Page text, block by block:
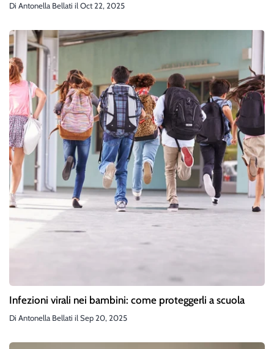
Di Antonella Bellati ilOct 22, 2025
Infezioni virali nei bambini: come proteggerli a scuola
Di Antonella Bellati il Sep 20, 2025